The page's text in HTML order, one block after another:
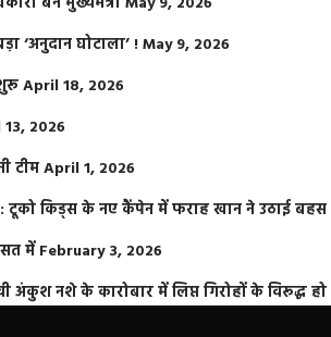
‘अनुदान घोटाला’ !May 9, 2026
April 18, 2026
2026
टीमApril 1, 2026
टूको किड्स के नए कैंपेन में फराह खान ने उठाई बहस
में February 3, 2026
अंकुश नशे के कारोबार में लिप्त गिरोहों के विरूद्ध